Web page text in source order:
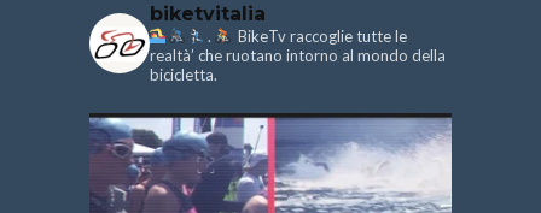
biketvitalia
.
BikeTv raccoglie tutte le
realtà’ che ruotano intorno al mondo della
bicicletta.